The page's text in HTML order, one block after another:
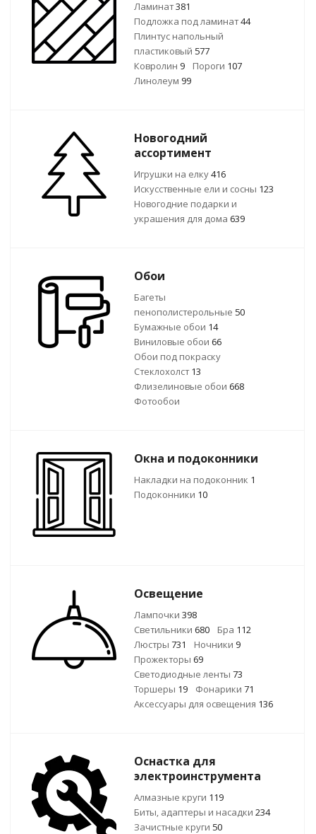
Ламинат381
Подложка под ламинат44
Плинтус напольный
пластиковый 577
Ковролин 9 Пороги 107
Линолеум 99
Новогодний
ассортимент
Игрушки на елку416
Искусственные ели и сосны 123
Новогодние подарки и
украшения для дома 639
Обои
Багеты
пенополистерольные 50
Бумажные обои 14
Виниловые обои 66
Обои под покраску
Стеклохолст13
Флизелиновые обои 668
Фотообои
Окна и подоконники
Накладки на подоконник 1
Подоконники 10
Освещение
Лампочки 398
Светильники 680 Бра 112
Люстры 731 Ночники 9
Прожекторы 69
Светодиодные ленты 73
Торшеры 19 Фонарики 71
Аксессуары для освещения 136
Оснастка для
электроинструмента
Алмазные круги 119
Биты, адаптеры и насадки 234
Зачистные круги 50